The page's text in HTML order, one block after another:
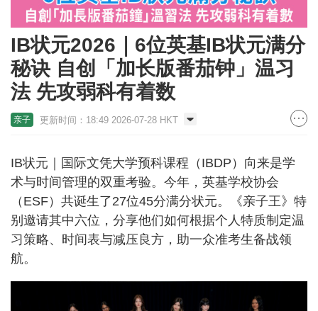
IB状元2026｜6位英基IB状元满分
秘诀 自创「加长版番茄钟」温习
法 先攻弱科有着数
亲子 更新时间：18:49 2026-07-28 HKT
IB状元｜国际文凭大学预科课程（IBDP）向来是学
术与时间管理的双重考验。今年，英基学校协会
（ESF）共诞生了27位45分满分状元。《亲子王》特
别邀请其中六位，分享他们如何根据个人特质制定温
习策略、时间表与减压良方，助一众准考生备战领
航。